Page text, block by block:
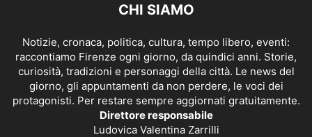
CHI SIAMO
Notizie, cronaca, politica, cultura, tempo libero, eventi:
raccontiamo Firenze ogni giorno, da quindici anni. Storie,
curiosità, tradizioni e personaggi della città. Le news del
giorno, gli appuntamenti da non perdere, le voci dei
protagonisti. Per restare sempre aggiornati gratuitamente.
Direttore responsabile
Ludovica Valentina Zarrilli